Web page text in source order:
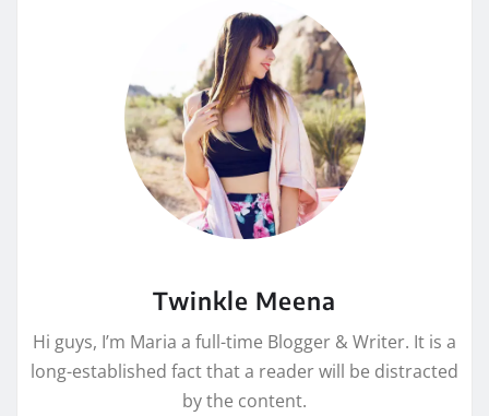
Twinkle Meena
Hi guys, I’m Maria a full-time Blogger & Writer. It is a
long-established fact that a reader will be distracted
by the content.